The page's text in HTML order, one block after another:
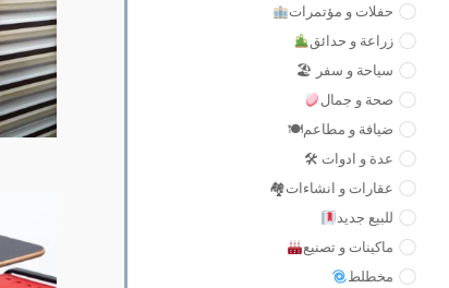
حفلات و مؤتمرات
زراعة و حدائق
سياحة و سفر 🏖
صحة و جمال
ضيافة و مطاعم🍽
عدة و ادوات 🛠
عقارات و انشاءات🏘
للبيع جديد
ماكينات و تصنيع
مخطلط